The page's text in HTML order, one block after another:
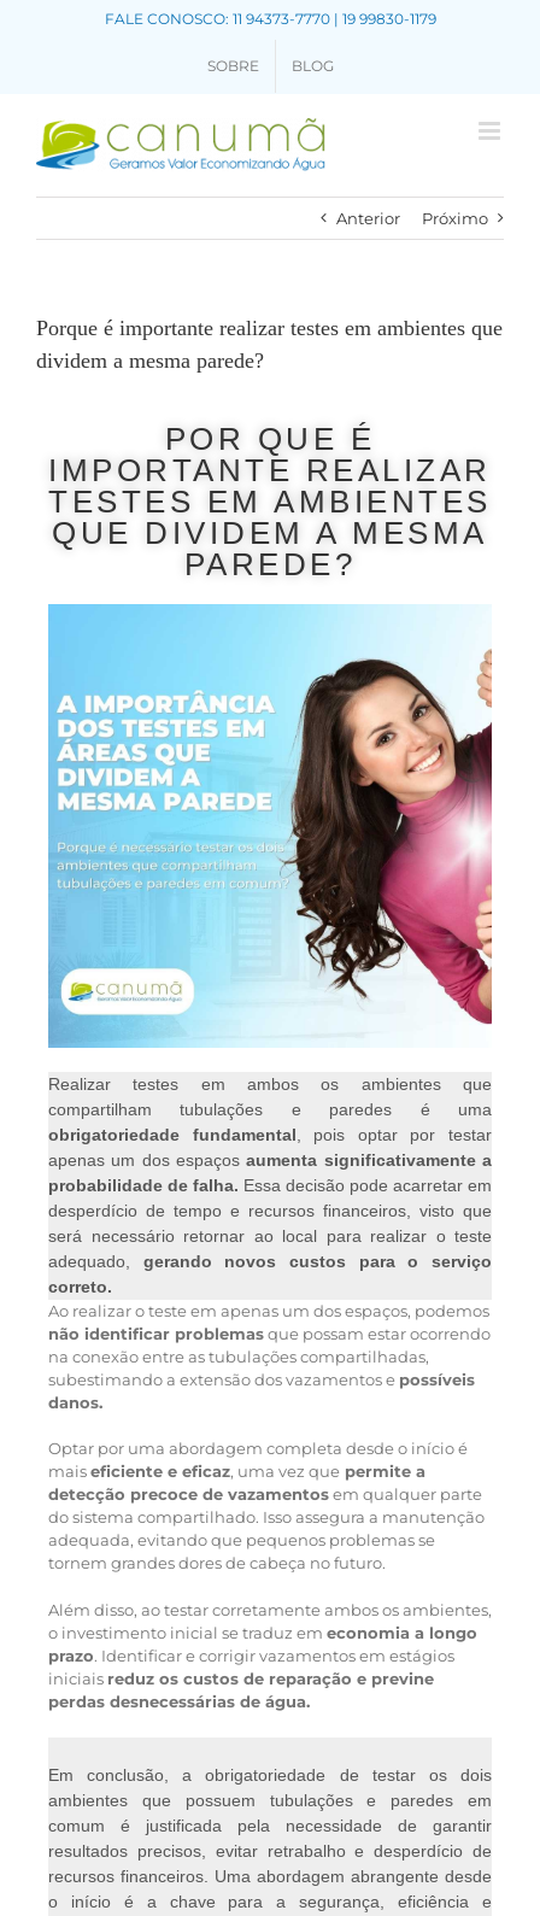
FALE CONOSCO: 11 94373-7770 | 19 99830-1179
SOBRE BLOG
Anterior Próximo
Porque é importante realizar testes em ambientes que
dividem a mesma parede?
POR QUE É
IMPORTANTE REALIZAR
TESTES EM AMBIENTES
QUE DIVIDEM A MESMA
PAREDE?
Realizar testes em ambos os ambientes que
compartilham tubulações e paredes é uma
obrigatoriedade fundamental, pois optar por testar
apenas um dos espaçosaumenta significativamente a
probabilidade de falha. Essa decisão pode acarretar em
desperdício de tempo e recursos financeiros, visto que
será necessário retornar ao local para realizar o teste
adequado, gerando novos custos para o serviço
correto.
Ao realizar o teste em apenas um dos espaços, podemos
não identificar problemasque possam estar ocorrendo
na conexão entre as tubulações compartilhadas,
subestimando a extensão dos vazamentos e possíveis
danos.
Optar por uma abordagem completa desde o início é
maiseficiente e eficaz, uma vez que permite a
detecção precoce de vazamentosem qualquer parte
do sistema compartilhado. Isso assegura a manutenção
adequada, evitando que pequenos problemas se
tornem grandes dores de cabeça no futuro.
Além disso, ao testar corretamente ambos os ambientes,
o investimento inicial se traduz em economia a longo
prazo. Identificar e corrigir vazamentos em estágios
iniciais reduz os custos de reparação e previne
perdas desnecessárias de água.
Em conclusão, a obrigatoriedade de testar os dois
ambientes que possuem tubulações e paredes em
comum é justificada pela necessidade de garantir
resultados precisos, evitar retrabalho e desperdício de
recursos financeiros. Uma abordagem abrangente desde
o início é a chave para a segurança, eficiência e